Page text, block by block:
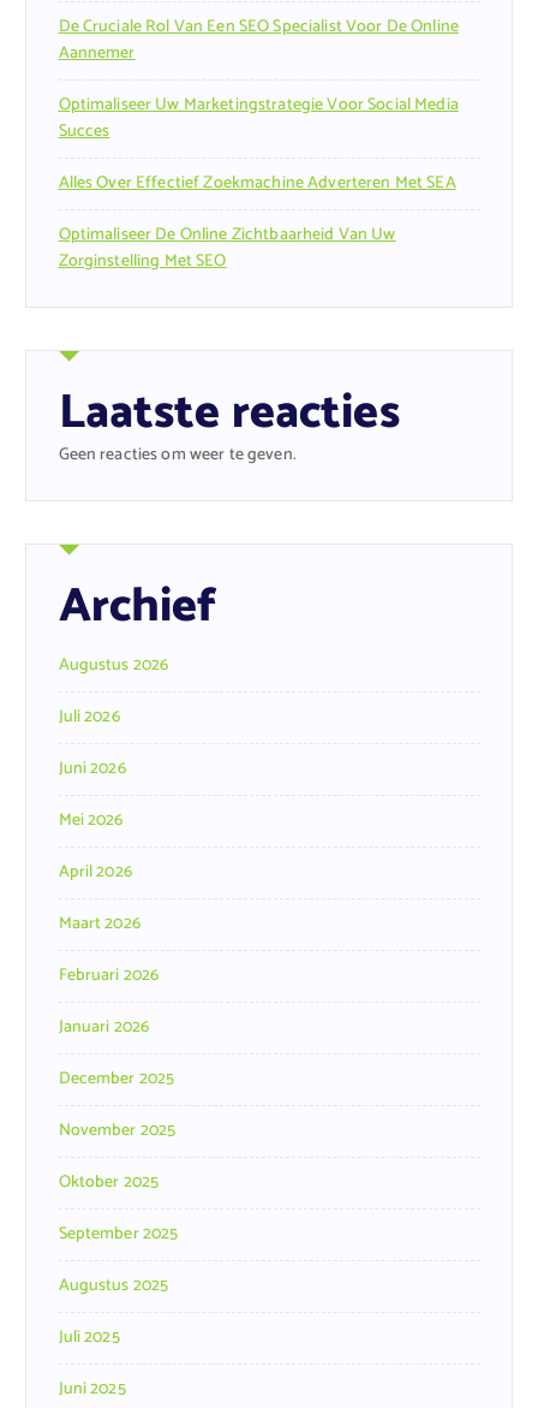
De Cruciale Rol Van Een SEO Specialist Voor De Online
Aannemer
Optimaliseer Uw Marketingstrategie Voor Social Media
Succes
Alles Over Effectief Zoekmachine Adverteren Met SEA
Optimaliseer De Online Zichtbaarheid Van Uw
Zorginstelling Met SEO
Laatste reacties
Geen reacties om weer te geven.
Archief
Augustus 2026
Juli 2026
Juni 2026
Mei 2026
April 2026
Maart 2026
Februari 2026
Januari 2026
December 2025
November 2025
Oktober 2025
September 2025
Augustus 2025
Juli 2025
Juni 2025